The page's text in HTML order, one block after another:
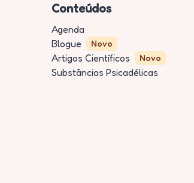
Conteúdos
Agenda
Blogue
Novo
Artigos Científicos Novo
Substâncias Psicadélicas